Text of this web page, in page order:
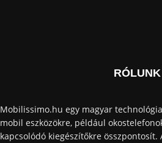
RÓLUNK
Mobilissimo.hu egy magyar
mobil eszközökre, például
kapcsolódó kiegészítőkre összpontosít.